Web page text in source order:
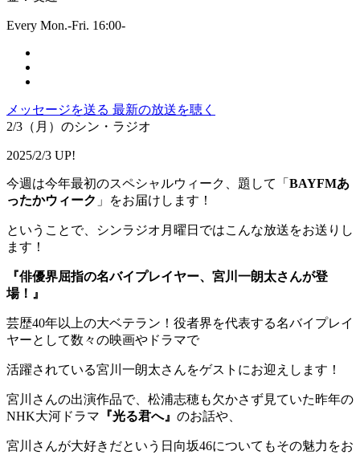
Every Mon.-Fri. 16:00-
メッセージを送る 最新の放送を聴く
2/3（月）のシン・ラジオ
2025/2/3 UP!
今週は今年最初のスペシャルウィーク、題して「 BAYFMあ
ったかウィーク 」をお届けします！
ということで、シンラジオ月曜日ではこんな放送をお送りし
ます！
『俳優界屈指の名バイプレイヤー、宮川一朗太さんが登
場！』
芸歴40年以上の大ベテラン！役者界を代表する名バイプレイ
ヤーとして数々の映画やドラマで
活躍されている宮川一朗太さんをゲストにお迎えします！
宮川さんの出演作品で、松浦志穂も欠かさず見ていた昨年の
NHK大河ドラマ 『光る君へ』 のお話や、
宮川さんが大好きだという日向坂46についてもその魅力をお